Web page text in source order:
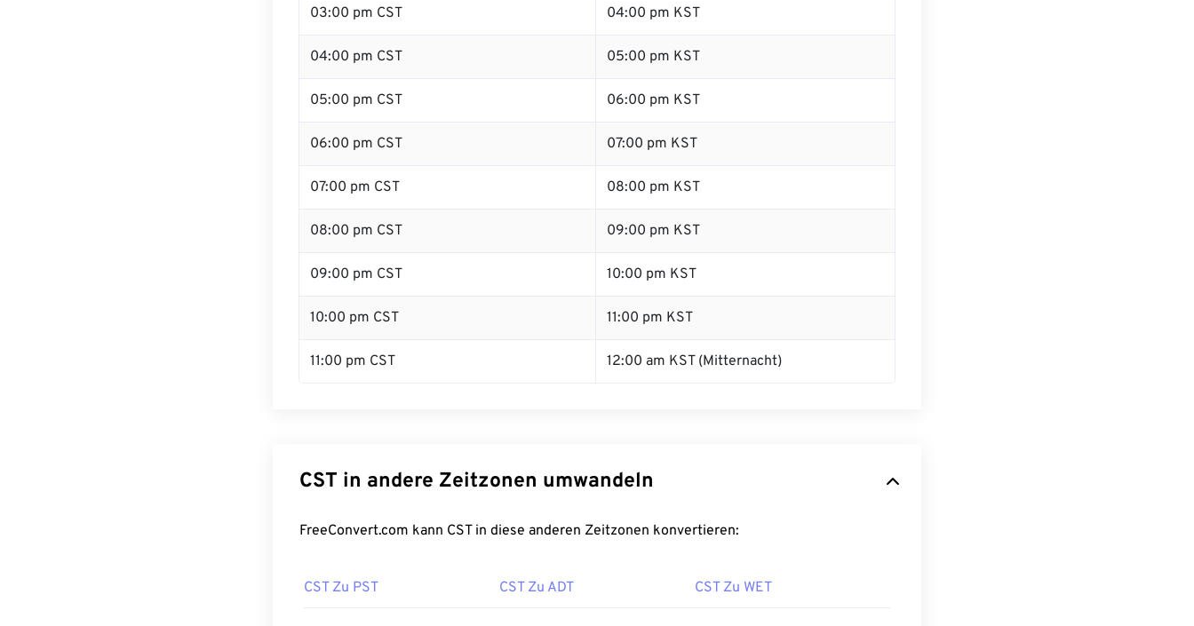
03:00 pm CST 04:00 pm KST
04:00 pm CST 05:00 pm KST
05:00 pm CST 06:00 pm KST
06:00 pm CST 07:00 pm KST
07:00 pm CST 08:00 pm KST
08:00 pm CST 09:00 pm KST
09:00 pm CST 10:00 pm KST
10:00 pm CST 11:00 pm KST
11:00 pm CST 12:00 am KST (Mitternacht)
CST in andere Zeitzonen umwandeln
FreeConvert.com kann CST in diese anderen Zeitzonen konvertieren:
CST Zu PST CST Zu ADT CST Zu WET